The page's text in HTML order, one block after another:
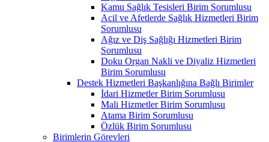
Kamu Sağlık Tesisleri Birim Sorumlusu
Acil ve Afetlerde Sağlık Hizmetleri Birim
Sorumlusu
Ağız ve Diş Sağlığı Hizmetleri Birim
Sorumlusu
Doku Organ Nakli ve Diyaliz Hizmetleri
Birim Sorumlusu
Destek Hizmetleri Başkanlığına Bağlı Birimler
İdari Hizmetler Birim Sorumlusu
Mali Hizmetler Birim Sorumlusu
Atama Birim Sorumlusu
Özlük Birim Sorumlusu
Birimlerin Görevleri